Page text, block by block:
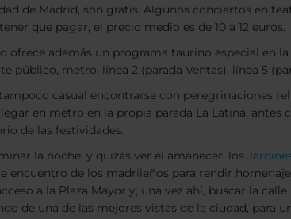
de Madrid, son gratis. Algunos conciertos en
que pagar, el precio medio es de 10 a 12 euros.
ofrece además un programa taurino especial en la
público, metro, línea 2 (parada Ventas), línea 5
casual encontrarse con peregrinaciones
en metro en la propia parada La Latina,
de las festividades.
la noche, y quizás ver el amanecer, los
encuentro de los madrileños para rendir
a la Plaza Mayor y, una vez ahí, buscar la
de una de las mejores vistas de la ciudad, para